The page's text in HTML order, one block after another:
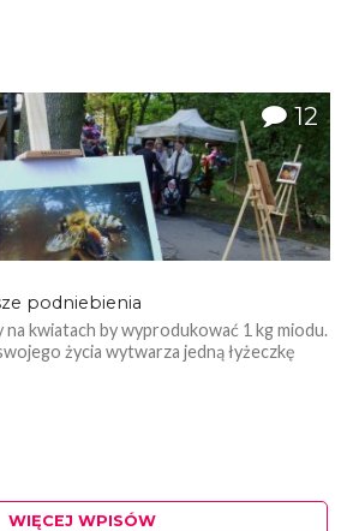
12
podniebienia
na kwiatach by wyprodukować 1 kg miodu.
życia wytwarza jedną łyżeczkę
WIĘCEJ WPISÓW